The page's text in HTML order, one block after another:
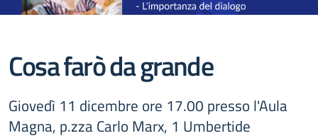
Cosa farò da grande
Giovedì 11 dicembre ore 17.00 presso l'Aula
Magna, p.zza Carlo Marx, 1 Umbertide